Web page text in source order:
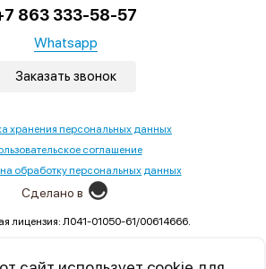
863 333-58-57
Whatsapp
Заказать звонок
хранения персональных данных
соглашение
обработку персональных данных
Сделано в
лицензия: Л041-01050-61/00614666.
области,02.09.2022